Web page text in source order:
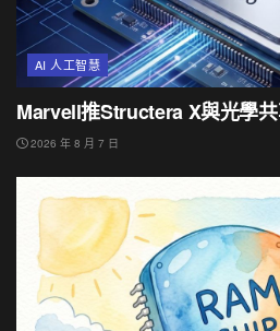
AI 人工智慧
Marvell推Structera X與光學
2026 年 8 月 7 日